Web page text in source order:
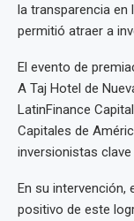
la transparencia en
permitió atraer a
El evento de
A Taj Hotel de
LatinFinance
Capitales de
inversionistas clave
En su intervención,
positivo de este